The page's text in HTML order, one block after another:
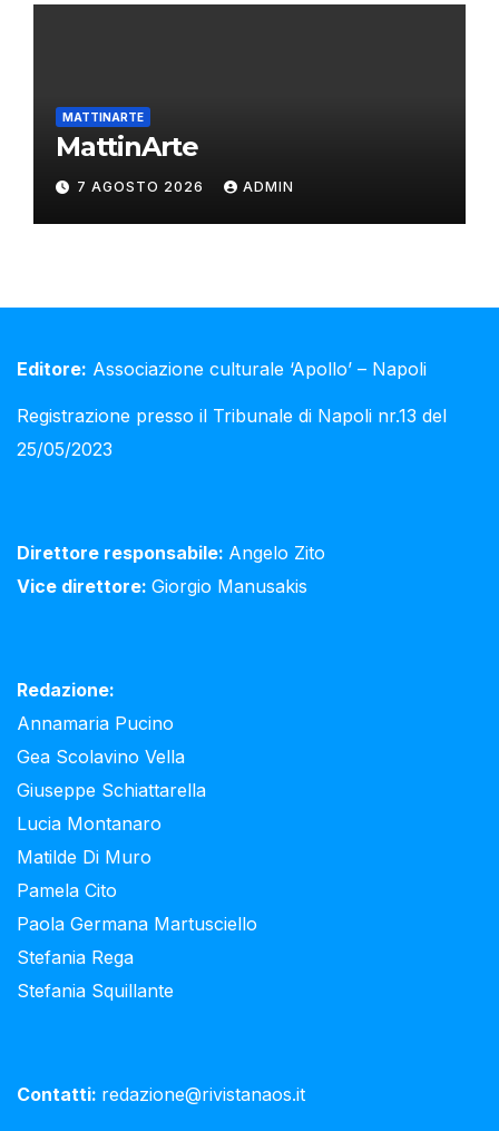
MATTINARTE
MattinArte
7 AGOSTO 2026 ADMIN
Editore: Associazione culturale ‘Apollo’ – Napoli
Registrazione presso il Tribunale di Napoli nr.13 del
25/05/2023
Direttore responsabile: Angelo Zito
Vice direttore: Giorgio Manusakis
Redazione:
Annamaria Pucino
Gea Scolavino Vella
Giuseppe Schiattarella
Lucia Montanaro
Matilde Di Muro
Pamela Cito
Paola Germana Martusciello
Stefania Rega
Stefania Squillante
Contatti: redazione@rivistanaos.it